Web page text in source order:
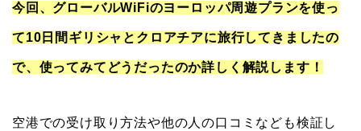
今回、グローバルWiFiのヨーロッパ周遊プランを使っ
て10日間ギリシャとクロアチアに旅行してきましたの
で、使ってみてどうだったのか詳しく解説します！
空港での受け取り方法や他の人の口コミなども検証し